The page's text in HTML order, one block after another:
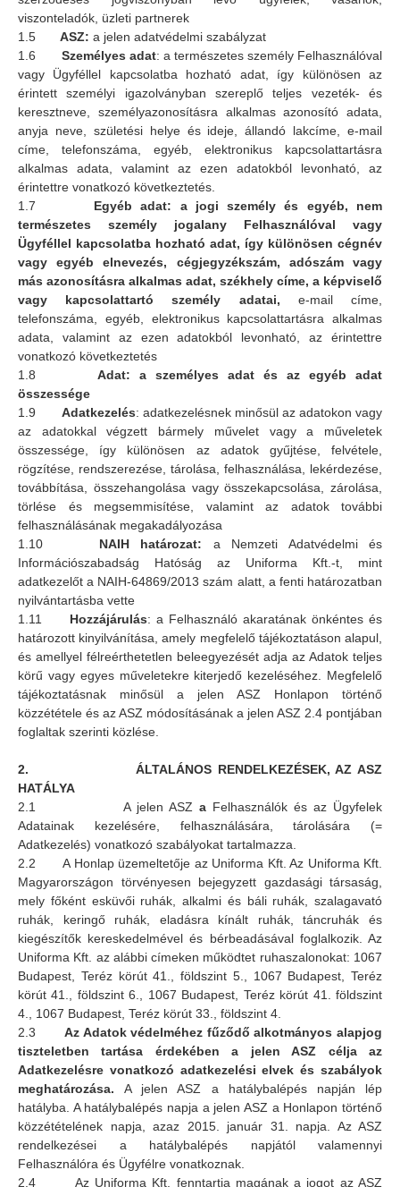
viszonteladók, üzleti partnerek
1.5 ASZ: a jelen adatvédelmi szabályzat
1.6 Személyes adat: a természetes személy Felhasználóval
vagy Ügyféllel kapcsolatba hozható adat, így különösen az
érintett személyi igazolványban szereplő teljes vezeték- és
keresztneve, személyazonosításra alkalmas azonosító adata,
anyja neve, születési helye és ideje, állandó lakcíme, e-mail
címe, telefonszáma, egyéb, elektronikus kapcsolattartásra
alkalmas adata, valamint az ezen adatokból levonható, az
érintettre vonatkozó következtetés.
1.7 Egyéb adat: a jogi személy és egyéb, nem
természetes személy jogalany Felhasználóval vagy
Ügyféllel kapcsolatba hozható adat, így különösen cégnév
vagy egyéb elnevezés, cégjegyzékszám, adószám vagy
más azonosításra alkalmas adat, székhely címe, a képviselő
vagy kapcsolattartó személy adatai, e-mail címe,
telefonszáma, egyéb, elektronikus kapcsolattartásra alkalmas
adata, valamint az ezen adatokból levonható, az érintettre
vonatkozó következtetés
1.8 Adat: a személyes adat és az egyéb adat
összessége
1.9 Adatkezelés: adatkezelésnek minősül az adatokon vagy
az adatokkal végzett bármely művelet vagy a műveletek
összessége, így különösen az adatok gyűjtése, felvétele,
rögzítése, rendszerezése, tárolása, felhasználása, lekérdezése,
továbbítása, összehangolása vagy összekapcsolása, zárolása,
törlése és megsemmisítése, valamint az adatok további
felhasználásának megakadályozása
1.10 NAIH határozat: a Nemzeti Adatvédelmi és
Információszabadság Hatóság az Uniforma Kft.-t, mint
adatkezelőt a NAIH-64869/2013 szám alatt, a fenti határozatban
nyilvántartásba vette
1.11
Hozzájárulás: a Felhasználó akaratának önkéntes és
határozott kinyilvánítása, amely megfelelő tájékoztatáson alapul,
és amellyel félreérthetetlen beleegyezését adja az Adatok teljes
körű vagy egyes műveletekre kiterjedő kezeléséhez. Megfelelő
tájékoztatásnak minősül a jelen ASZ Honlapon történő
közzététele és az ASZ módosításának a jelen ASZ 2.4 pontjában
foglaltak szerinti közlése.
2. ÁLTALÁNOS RENDELKEZÉSEK, AZ ASZ
HATÁLYA
2.1 A jelen ASZ a Felhasználók és az Ügyfelek
Adatainak kezelésére, felhasználására, tárolására (=
Adatkezelés) vonatkozó szabályokat tartalmazza.
2.2 A Honlap üzemeltetője az Uniforma Kft. Az Uniforma Kft.
Magyarországon törvényesen bejegyzett gazdasági társaság,
mely főként esküvői ruhák, alkalmi és báli ruhák, szalagavató
ruhák, keringő ruhák, eladásra kínált ruhák, táncruhák és
kiegészítők kereskedelmével és bérbeadásával foglalkozik. Az
Uniforma Kft. az alábbi címeken működtet ruhaszalonokat: 1067
Budapest, Teréz körút 41., földszint 5., 1067 Budapest, Teréz
körút 41., földszint 6., 1067 Budapest, Teréz körút 41. földszint
4., 1067 Budapest, Teréz körút 33., földszint 4.
2.3Az Adatok védelméhez fűződő alkotmányos alapjog
tiszteletben tartása érdekében a jelen ASZ célja az
Adatkezelésre vonatkozó adatkezelési elvek és szabályok
meghatározása.A jelen ASZ a hatálybalépés napján lép
hatályba. A hatálybalépés napja a jelen ASZ a Honlapon történő
közzétételének napja, azaz 2015. január 31. napja. Az ASZ
rendelkezései a hatálybalépés napjától valamennyi
Felhasználóra és Ügyfélre vonatkoznak.
2.4
Az Uniforma Kft. fenntartja magának a jogot az ASZ